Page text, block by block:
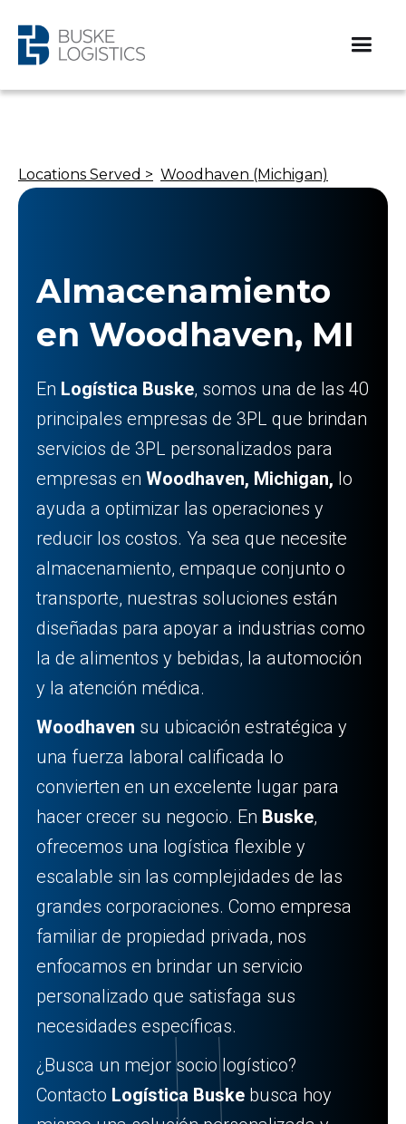
Locations Served > Woodhaven (Michigan)
Almacenamiento
en Woodhaven, MI
En Logística Buske, somos una de las 40
principales empresas de 3PL que brindan
servicios de 3PL personalizados para
empresas en Woodhaven, Michigan, lo
ayuda a optimizar las operaciones y
reducir los costos. Ya sea que necesite
almacenamiento, empaque conjunto o
transporte, nuestras soluciones están
diseñadas para apoyar a industrias como
la de alimentos y bebidas, la automoción
y la atención médica.
Woodhaven su ubicación estratégica y
una fuerza laboral calificada lo
convierten en un excelente lugar para
hacer crecer su negocio. En Buske,
ofrecemos una logística flexible y
escalable sin las complejidades de las
grandes corporaciones. Como empresa
familiar de propiedad privada, nos
enfocamos en brindar un servicio
personalizado que satisfaga sus
necesidades específicas.
¿Busca un mejor socio logístico?
Contacto Logística Buske busca hoy